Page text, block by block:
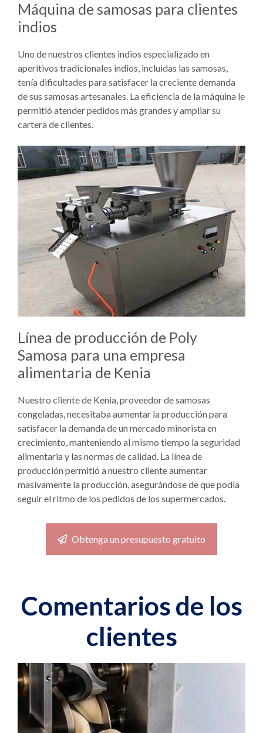
Máquina de samosas para clientes
indios
Uno de nuestros clientes indios especializado en
aperitivos tradicionales indios, incluidas las samosas,
tenía dificultades para satisfacer la creciente demanda
de sus samosas artesanales. La eficiencia de la máquina le
permitió atender pedidos más grandes y ampliar su
cartera de clientes.
Línea de producción de Poly
Samosa para una empresa
alimentaria de Kenia
Nuestro cliente de Kenia, proveedor de samosas
congeladas, necesitaba aumentar la producción para
satisfacer la demanda de un mercado minorista en
crecimiento, manteniendo al mismo tiempo la seguridad
alimentaria y las normas de calidad. La línea de
producción permitió a nuestro cliente aumentar
masivamente la producción, asegurándose de que podía
seguir el ritmo de los pedidos de los supermercados.
Obtenga un presupuesto gratuito
Comentarios de los
clientes